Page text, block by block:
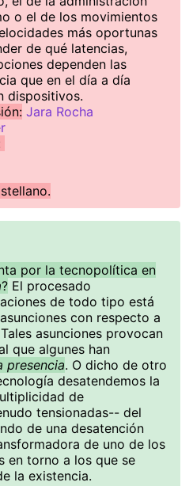
o el de los movimientos
más oportunas
de qué latencias,
dependen las
que en el día a día
dispositivos.
Jara Rocha
por la tecnopolítica en
? El procesado
de todo tipo está
con respecto a
asunciones provocan
que algunes han
presencia. O dicho de otro
desatendemos la
de
tensionadas-- del
de una desatención
de uno de los
en torno a los que se
la existencia.